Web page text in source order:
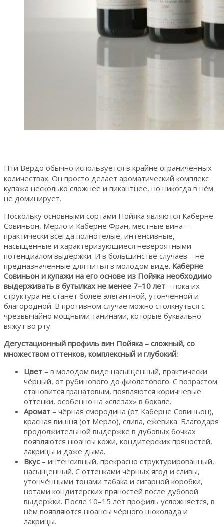
Пти Вердо обычно используется в крайне ограниченных
количествах. Он просто делает ароматический комплекс
купажа несколько сложнее и пикантнее, но никогда в нём
не доминирует.
Поскольку основными сортами Пойяка являются Каберне
Совиньон, Мерло и Каберне Фран, местные вина –
практически всегда полнотелые, интенсивные,
насыщенные и характеризующиеся невероятными
потенциалом выдержки. И в большинстве случаев – не
предназначенные для питья в молодом виде. Каберне
Совиньон и купажи на его основе из Пойяка необходимо
выдерживать в бутылках не менее 7–10 лет – пока их
структура не станет более элегантной, утончённой и
благородной. В противном случае можно столкнуться с
чрезвычайно мощными танинами, которые буквально
вяжут во рту.
Дегустационный профиль вин Пойяка – сложный, со
множеством оттенков, комплексный и глубокий:
Цвет – в молодом виде насыщенный, практически
чёрный, от рубинового до фиолетового. С возрастом
становится гранатовым, появляются коричневые
оттенки, особенно на «слезах» в бокале.
Аромат – чёрная смородина (от Каберне Совиньон),
красная вишня (от Мерло), слива, ежевика. Благодаря
продолжительной выдержке в дубовых бочках
появляются нюансы кожи, кондитерских пряностей,
лакрицы и даже дыма.
Вкус – интенсивный, прекрасно структурированный,
насыщенный. С оттенками чёрных ягод и сливы,
утончёнными тонами табака и сигарной коробки,
нотами кондитерских пряностей после дубовой
выдержки. После 10–15 лет профиль усложняется, в
нём появляются нюансы чёрного шоколада и
лакрицы.